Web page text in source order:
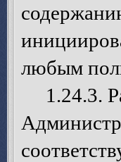
любым
1.24.3.